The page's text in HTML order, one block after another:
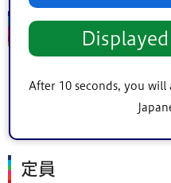
After 10 seconds, you
内容
圓藏亭海凪「死神」
圓藏亭こだま「まんじゅう
定員